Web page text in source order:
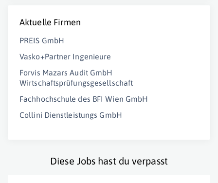
Aktuelle Firmen
PREIS GmbH
Vasko+Partner Ingenieure
Forvis Mazars Audit GmbH
Wirtschaftsprüfungsgesellschaft
Fachhochschule des BFI Wien GmbH
Collini Dienstleistungs GmbH
Diese Jobs hast du verpasst